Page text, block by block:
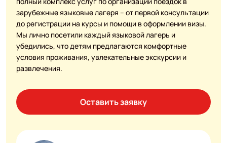
зарубежные языковые лагеря – от первой консультации
до регистрации на курсы и помощи в оформлении визы.
Мы лично посетили каждый языковой лагерь и
убедились, что детям предлагаются комфортные
условия проживания, увлекательные экскурсии и
развлечения.
Оставить заявку